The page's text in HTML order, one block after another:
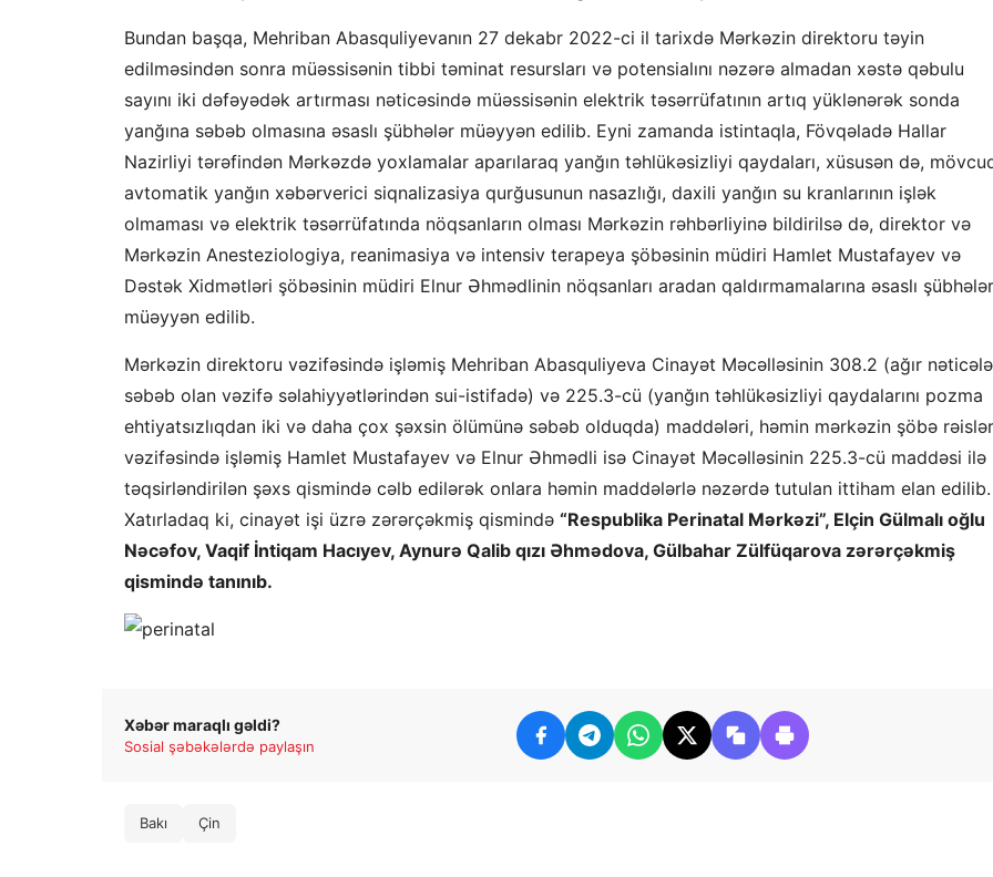
Bundan başqa, Mehriban Abasquliyevanın 27 dekabr 2022-ci il tarixdə Mərkəzin direktoru təyin
edilməsindən sonra müəssisənin tibbi təminat resursları və potensialını nəzərə almadan xəstə qəbulu
sayını iki dəfəyədək artırması nəticəsində müəssisənin elektrik təsərrüfatının artıq yüklənərək sonda
yanğına səbəb olmasına əsaslı şübhələr müəyyən edilib. Eyni zamanda istintaqla, Fövqəladə Hallar
Nazirliyi tərəfindən Mərkəzdə yoxlamalar aparılaraq yanğın təhlükəsizliyi qaydaları, xüsusən də,
avtomatik yanğın xəbərverici siqnalizasiya qurğusunun nasazlığı, daxili yanğın su kranlarının işlək
olmaması və elektrik təsərrüfatında nöqsanların olması Mərkəzin rəhbərliyinə bildirilsə də, direktor və
Mərkəzin Anesteziologiya, reanimasiya və intensiv terapeya şöbəsinin müdiri Hamlet Mustafayev və
Dəstək Xidmətləri şöbəsinin müdiri Elnur Əhmədlinin nöqsanları aradan qaldırmamalarına əsaslı şübhələr
müəyyən edilib.
Mərkəzin direktoru vəzifəsində işləmiş Mehriban Abasquliyeva Cinayət Məcəlləsinin 308.2 (ağır
səbəb olan vəzifə səlahiyyətlərindən sui-istifadə) və 225.3-cü (yanğın təhlükəsizliyi qaydalarını pozma
ehtiyatsızlıqdan iki və daha çox şəxsin ölümünə səbəb olduqda) maddələri, həmin mərkəzin şöbə
vəzifəsində işləmiş Hamlet Mustafayev və Elnur Əhmədli isə Cinayət Məcəlləsinin 225.3-cü maddəsi ilə
təqsirləndirilən şəxs qismində cəlb edilərək onlara həmin maddələrlə nəzərdə tutulan ittiham elan edilib.
Xatırladaq ki, cinayət işi üzrə zərərçəkmiş qismində “Respublika Perinatal Mərkəzi”, Elçin Gülmalı oğlu
Nəcəfov, Vaqif İntiqam Hacıyev, Aynurə Qalib qızı Əhmədova, Gülbahar Zülfüqarova zərərçəkmiş
qismində tanınıb.
Xəbər maraqlı gəldi?
Sosial şəbəkələrdə paylaşın
Bakı Çin